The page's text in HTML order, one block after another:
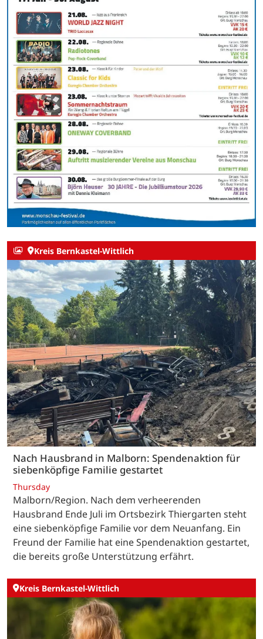
Kreis Bernkastel-Wittlich
Nach Hausbrand in Malborn: Spendenaktion für
siebenköpfige Familie gestartet
Thursday
Malborn/Region. Nach dem verheerenden
Hausbrand Ende Juli im Ortsbezirk Thiergarten steht
eine siebenköpfige Familie vor dem Neuanfang. Ein
Freund der Familie hat eine Spendenaktion gestartet,
die bereits große Unterstützung erfährt.
Kreis Bernkastel-Wittlich